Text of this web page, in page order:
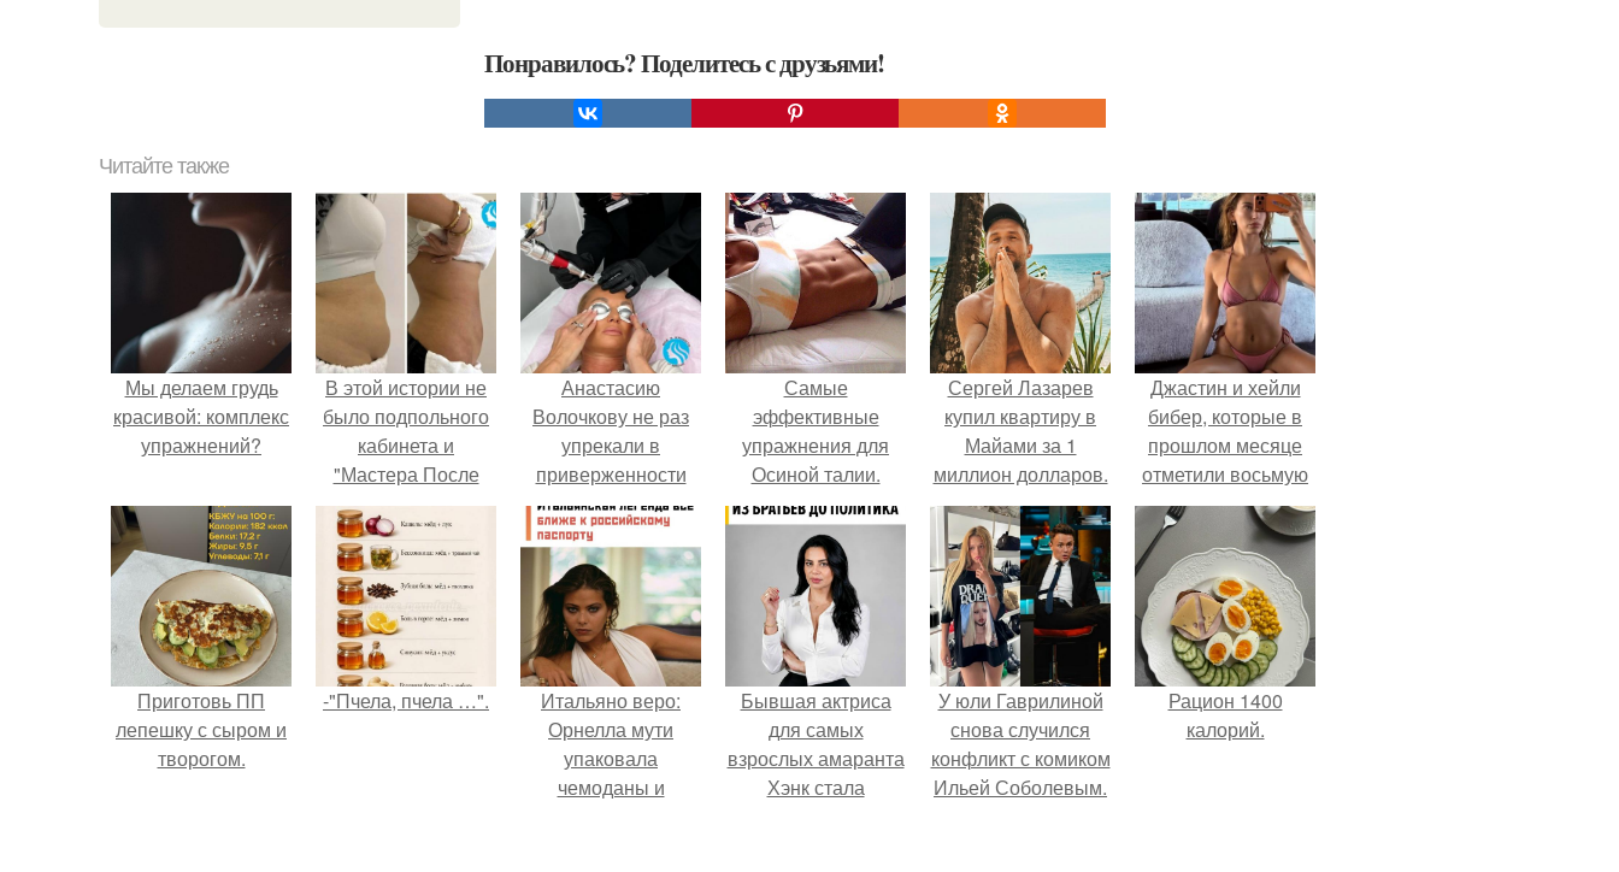
Понравилось? Поделитесь с друзьями!
Читайте также
Мы делаем грудь
красивой: комплекс
упражнений?
В этой истории не
было подпольного
кабинета и
"Мастера После
Двухнедельных
Курсов".
Анастасию
Волочкову не раз
упрекали в
приверженности
устаревшим бьюти -
процедурам.
Самые
эффективные
упражнения для
Осиной талии.
Сергей Лазарев
купил квартиру в
Майами за 1
миллион долларов.
Джастин и хейли
бибер, которые в
прошлом месяце
отметили восьмую
годовщину
помолвки, показали
новые фото с
совместного
отдыха.
Приготовь ПП
лепешку с сыром и
творогом.
-"Пчела, пчела …".
Итальяно веро:
Орнелла мути
упаковала
чемоданы и
Бывшая актриса
для самых
взрослых амаранта
Хэнк стала
У юли Гаврилиной
снова случился
конфликт с комиком
Ильей Соболевым.
Рацион 1400
калорий.